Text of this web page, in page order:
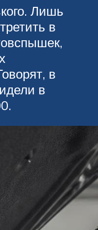
Лишь
в
в
в